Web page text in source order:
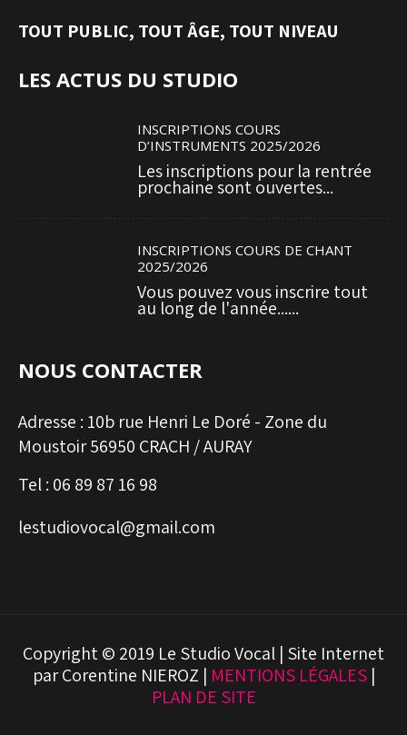
TOUT PUBLIC, TOUT ÂGE, TOUT NIVEAU
LES ACTUS DU STUDIO
INSCRIPTIONS COURS
D’INSTRUMENTS 2025/2026
Les inscriptions pour la rentrée
prochaine sont ouvertes...
INSCRIPTIONS COURS DE CHANT
2025/2026
Vous pouvez vous inscrire tout
au long de l'année......
NOUS CONTACTER
Adresse : 10b rue Henri Le Doré - Zone du
Moustoir 56950 CRACH / AURAY
Tel : 06 89 87 16 98
lestudiovocal@gmail.com
Copyright © 2019 Le Studio Vocal | Site Internet
par Corentine NIEROZ | MENTIONS LÉGALES|
PLAN DE SITE